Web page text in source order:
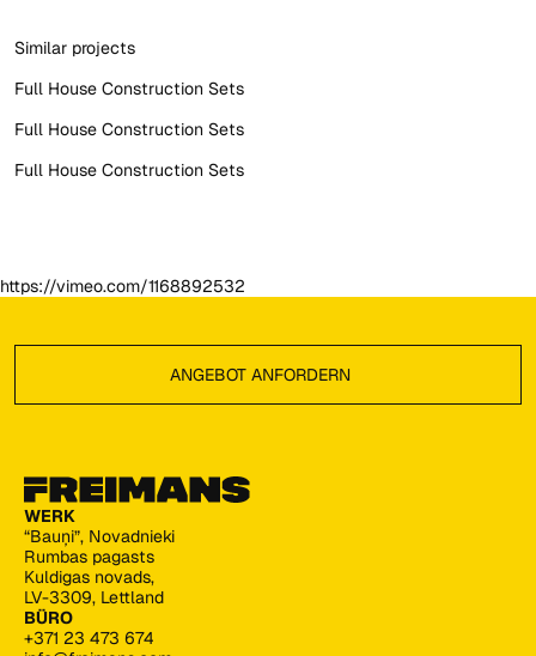
Similar projects
Full House Construction Sets
Full House Construction Sets
Full House Construction Sets
https://vimeo.com/1168892532
ANGEBOT ANFORDERN
WERK
“Bauņi”, Novadnieki
Rumbas pagasts
Kuldigas novads,
LV-3309, Lettland
BÜRO
+371 23 473 674